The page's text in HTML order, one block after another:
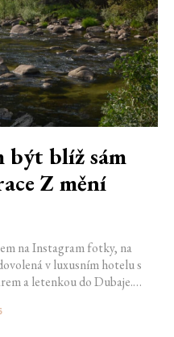
být blíž sám
Z mění
na Instagram fotky, na
v luxusním hotelu s
a letenkou do Dubaje.
vlakem na Šumavu.